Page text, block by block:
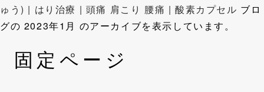
ゅう) | はり治療 | 頭痛 肩こり 腰痛 | 酸素カプセル ブロ
グの 2023年1月 のアーカイブを表示しています。
固定ページ